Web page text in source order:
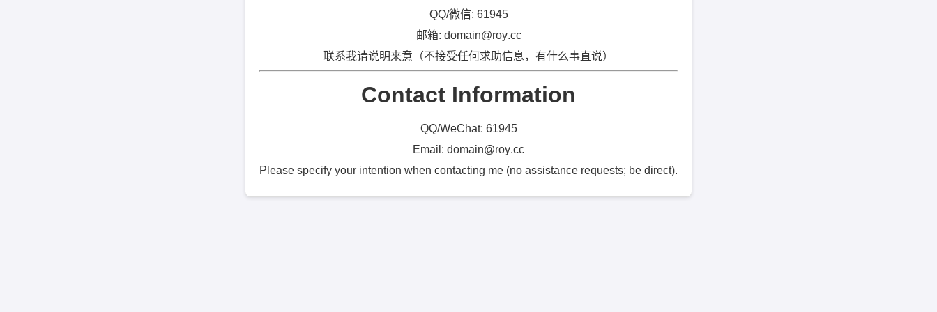
QQ/微信: 5
4
9
1
6
邮箱:
c
c
.
y
o
r
@
n
i
a
m
o
d
联系我请说明来意（不接受任何求助信息，有什么事直说）
Contact Information
QQ/WeChat: 5
4
9
1
6
Email:
c
c
.
y
o
r
@
n
i
a
m
o
d
Please specify your intention when contacting me (no assistance requests; be direct).